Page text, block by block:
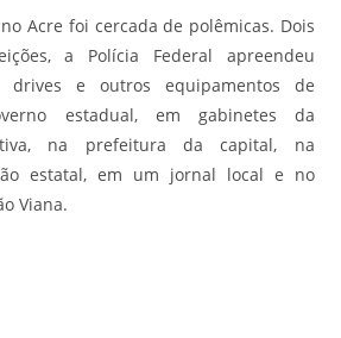
Acre foi cercada de polêmicas. Dois
a Polícia Federal apreendeu
drives e outros equipamentos de
estadual, em gabinetes da
na prefeitura da capital, na
estatal, em um jornal local e no
Viana.